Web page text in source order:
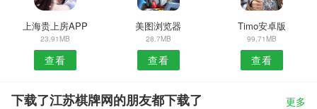
上海贵上房APP
23.91MB
查看
美图浏览器
28.7MB
查看
Timo安卓版
99.71MB
查看
下载了江苏棋牌网的朋友都下载了 更多